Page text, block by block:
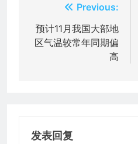
章
导
Previous:
预计11月我国大部地
区气温较常年同期偏
高
发表回复